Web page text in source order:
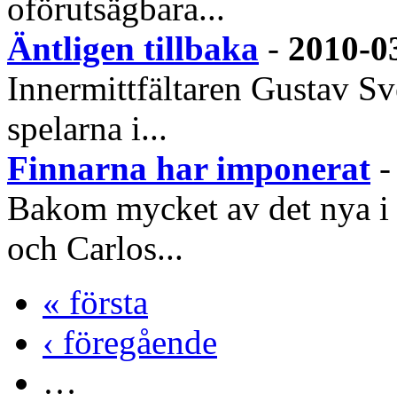
oförutsägbara...
Äntligen tillbaka - 2010-
Innermittfältaren Gustav
spelarna i...
Finnarna har imponerat
Bakom mycket av det nya
och Carlos...
« första
‹ föregående
…